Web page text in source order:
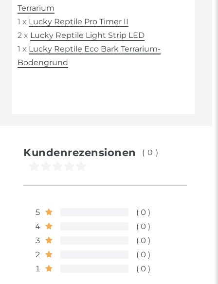
Terrarium
1 x Lucky Reptile Pro Timer II
2 x Lucky Reptile Light Strip LED
1 x Lucky Reptile Eco Bark Terrarium-
Bodengrund
Kundenrezensionen (0)
5
0
4
0
3
0
2
0
1
0